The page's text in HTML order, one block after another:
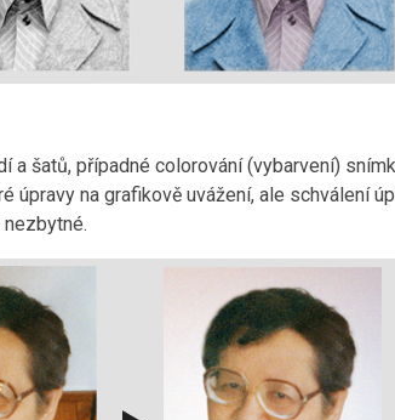
a šatů, případné colorování (vybarvení)
na grafikově uvážení, ale schválení
nezbytné.